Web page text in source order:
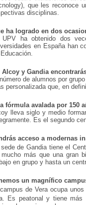
que les reconoce
disciplinas.
ha logrado en dos
UPV ha obtenido dos
en España han
Alcoy y Gandia
de alumnos por
personalizada que, en
fórmula avalada por 150
lleva siglo y medio
Es el segundo
acceso a modernas
sede de Gandia tiene el
más que una gran
en grupo y hasta un
un magnífico
de Vera ocupa unos
Es peatonal y tiene más